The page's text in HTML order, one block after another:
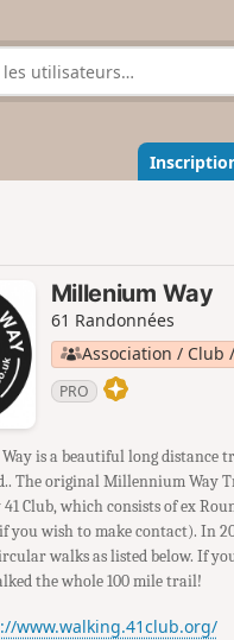
Millenium Way
61 Randonnées
Association / Club
PRO
is a beautiful long distance
The original Millennium Way
Club, which consists of ex
you wish to make contact). In
walks as listed below. If
the whole 100 mile trail!
www.walking.41club.org/